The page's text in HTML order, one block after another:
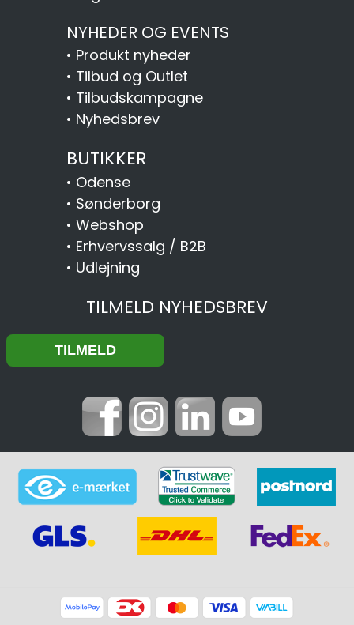
NYHEDER OG EVENTS
• Produkt nyheder
• Tilbud og Outlet
• Tilbudskampagne
• Nyhedsbrev
BUTIKKER
• Odense
• Sønderborg
• Webshop
• Erhvervssalg / B2B
• Udlejning
TILMELD NYHEDSBREV